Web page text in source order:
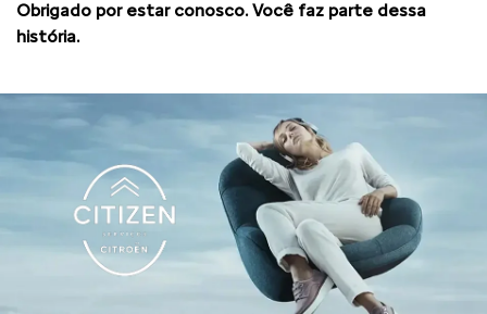
Obrigado por estar conosco. Você faz parte dessa
história.